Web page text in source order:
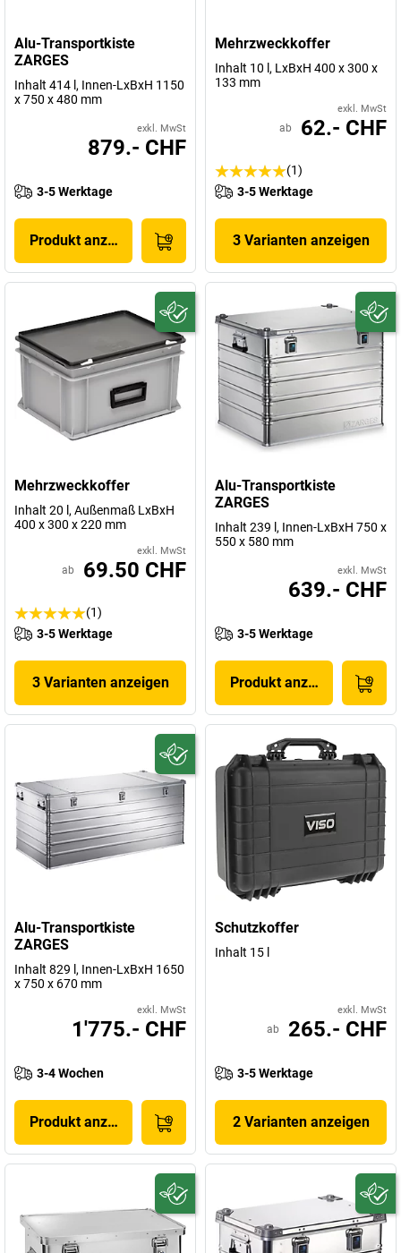
Alu-Transportkiste
ZARGES
Inhalt 414 l, Innen-LxBxH 1150
x 750 x 480 mm
exkl. MwSt
879.- CHF
3-5 Werktage
Produkt anzeigen
Mehrzweckkoffer
Inhalt 10 l, LxBxH 400 x 300 x
133 mm
exkl. MwSt
ab 62.- CHF
(1)
3-5 Werktage
3 Varianten anzeigen
Mehrzweckkoffer
Inhalt 20 l, Außenmaß LxBxH
400 x 300 x 220 mm
exkl. MwSt
ab 69.50 CHF
(1)
3-5 Werktage
3 Varianten anzeigen
Alu-Transportkiste
ZARGES
Inhalt 239 l, Innen-LxBxH 750 x
550 x 580 mm
exkl. MwSt
639.- CHF
3-5 Werktage
Produkt anzeigen
Alu-Transportkiste
ZARGES
Inhalt 829 l, Innen-LxBxH 1650
x 750 x 670 mm
exkl. MwSt
1'775.- CHF
3-4 Wochen
Produkt anzeigen
Schutzkoffer
Inhalt 15 l
exkl. MwSt
ab 265.- CHF
3-5 Werktage
2 Varianten anzeigen